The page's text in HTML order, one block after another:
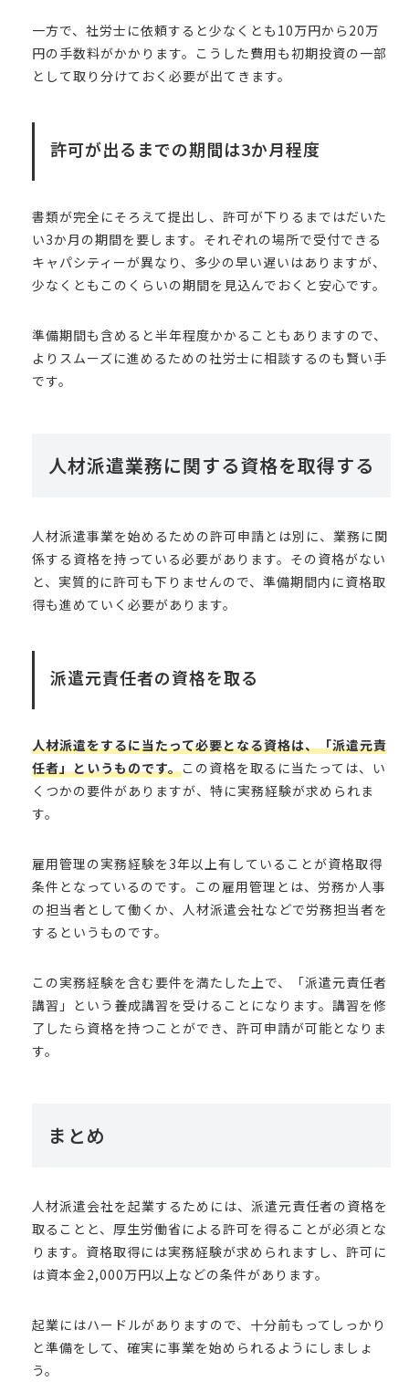
一方で、社労士に依頼すると少なくとも10万円から20万
円の手数料がかかります。こうした費用も初期投資の一部
として取り分けておく必要が出てきます。
許可が出るまでの期間は3か月程度
書類が完全にそろえて提出し、許可が下りるまではだいた
い3か月の期間を要します。それぞれの場所で受付できる
キャパシティーが異なり、多少の早い遅いはありますが、
少なくともこのくらいの期間を見込んでおくと安心です。
準備期間も含めると半年程度かかることもありますので、
よりスムーズに進めるための社労士に相談するのも賢い手
です。
人材派遣業務に関する資格を取得する
人材派遣事業を始めるための許可申請とは別に、業務に関
係する資格を持っている必要があります。その資格がない
と、実質的に許可も下りませんので、準備期間内に資格取
得も進めていく必要があります。
派遣元責任者の資格を取る
人材派遣をするに当たって必要となる資格は、「派遣元責
任者」というものです。この資格を取るに当たっては、い
くつかの要件がありますが、特に実務経験が求められま
す。
雇用管理の実務経験を3年以上有していることが資格取得
条件となっているのです。この雇用管理とは、労務か人事
の担当者として働くか、人材派遣会社などで労務担当者を
するというものです。
この実務経験を含む要件を満たした上で、「派遣元責任者
講習」という養成講習を受けることになります。講習を修
了したら資格を持つことができ、許可申請が可能となりま
す。
まとめ
人材派遣会社を起業するためには、派遣元責任者の資格を
取ることと、厚生労働省による許可を得ることが必須とな
ります。資格取得には実務経験が求められますし、許可に
は資本金2,000万円以上などの条件があります。
起業にはハードルがありますので、十分前もってしっかり
と準備をして、確実に事業を始められるようにしましょ
う。